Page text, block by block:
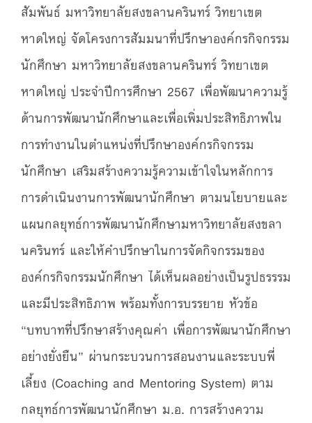
สัมพันธ์ มหาวิทยาลัยสงขลานครินทร์ วิทยาเขต
หาดใหญ่ จัดโครงการสัมมนาที่ปรึกษาองค์กรกิจกรรม
นักศึกษา มหาวิทยาลัยสงขลานครินทร์ วิทยาเขต
หาดใหญ่ ประจำปีการศึกษา 2567 เพื่อพัฒนาความรู้
ด้านการพัฒนานักศึกษาและเพื่อเพิ่มประสิทธิภาพใน
การทำงานในตำแหน่งที่ปรึกษาองค์กรกิจกรรม
นักศึกษา เสริมสร้างความรู้ความเข้าใจในหลักการ
การดำเนินงานการพัฒนานักศึกษา ตามนโยบายและ
แผนกลยุทธ์การพัฒนานักศึกษามหาวิทยาลัยสงขลา
นครินทร์ และให้คำปรึกษาในการจัดกิจกรรมของ
องค์กรกิจกรรมนักศึกษา ได้เห็นผลอย่างเป็นรูปธรรรม
และมีประสิทธิภาพ พร้อมทั้งการบรรยาย หัวข้อ
“บทบาทที่ปรึกษาสร้างคุณค่า เพื่อการพัฒนานักศึกษา
อย่างยั่งยืน” ผ่านกระบวนการสอนงานและระบบพี่
เลี้ยง (Coaching and Mentoring System) ตาม
กลยุทธ์การพัฒนานักศึกษา ม.อ. การสร้างความ